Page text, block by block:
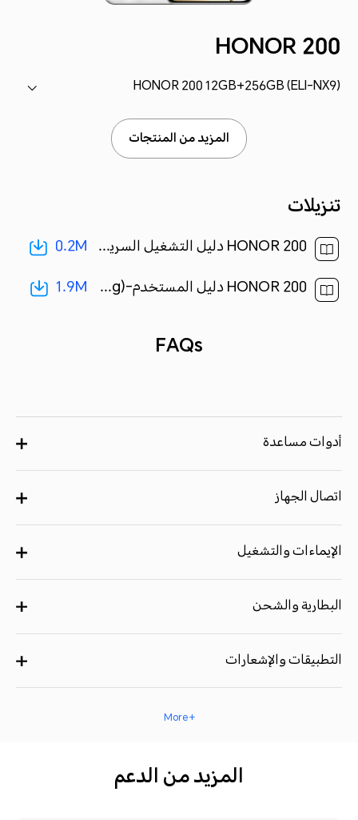
HONOR 200
HONOR 200 12GB+256GB (ELI-NX9)
المزيد من المنتجات
تنزيلات
HONOR 200 دليل التشغيل السريع-(MagicOS8.0_01,ELI-NX9,ar)[ 0.2M ] 0.2M
HONOR 200 دليل المستخدم-(MagicOS 8.0_01,ar-eg)[ 1.9M ] 1.9M
FAQs
أدوات مساعدة
اتصال الجهاز
الإيماءات والتشغيل
البطارية والشحن
التطبيقات والإشعارات
+ More
المزيد من الدعم